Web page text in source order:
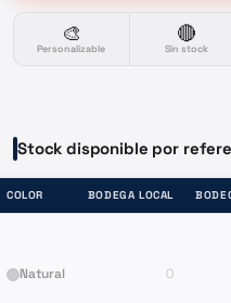
🎨
Personalizable
🔴
Sin stock
Stock disponible por
COLOR BODEGA LOCAL
Natural 0